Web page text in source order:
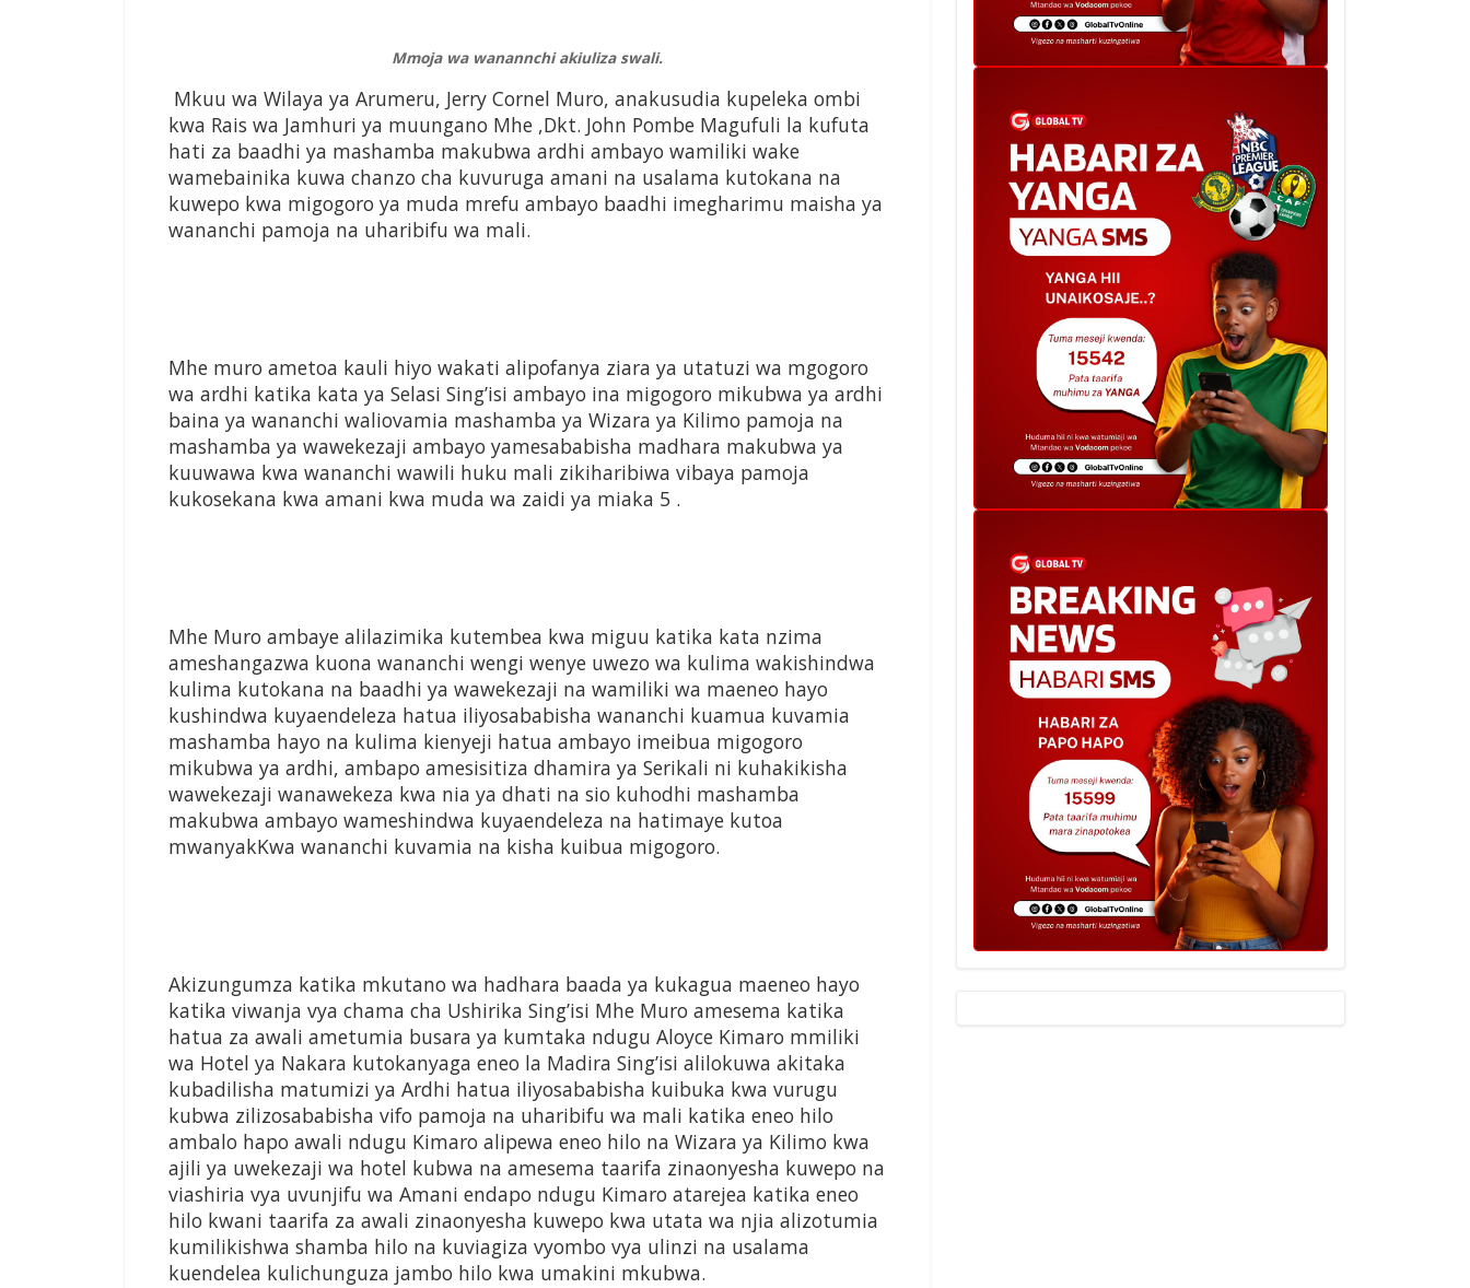
Mmoja wa wanannchi akiuliza swali.
Mkuu wa Wilaya ya Arumeru, Jerry Cornel Muro, anakusudia kupeleka ombi
kwa Rais wa Jamhuri ya muungano Mhe ,Dkt. John Pombe Magufuli la kufuta
hati za baadhi ya mashamba makubwa ardhi ambayo wamiliki wake
wamebainika kuwa chanzo cha kuvuruga amani na usalama kutokana na
kuwepo kwa migogoro ya muda mrefu ambayo baadhi imegharimu maisha ya
wananchi pamoja na uharibifu wa mali.
Mhe muro ametoa kauli hiyo wakati alipofanya ziara ya utatuzi wa mgogoro
wa ardhi katika kata ya Selasi Sing’isi ambayo ina migogoro mikubwa ya ardhi
baina ya wananchi waliovamia mashamba ya Wizara ya Kilimo pamoja na
mashamba ya wawekezaji ambayo yamesababisha madhara makubwa ya
kuuwawa kwa wananchi wawili huku mali zikiharibiwa vibaya pamoja
kukosekana kwa amani kwa muda wa zaidi ya miaka 5 .
Mhe Muro ambaye alilazimika kutembea kwa miguu katika kata nzima
ameshangazwa kuona wananchi wengi wenye uwezo wa kulima wakishindwa
kulima kutokana na baadhi ya wawekezaji na wamiliki wa maeneo hayo
kushindwa kuyaendeleza hatua iliyosababisha wananchi kuamua kuvamia
mashamba hayo na kulima kienyeji hatua ambayo imeibua migogoro
mikubwa ya ardhi, ambapo amesisitiza dhamira ya Serikali ni kuhakikisha
wawekezaji wanawekeza kwa nia ya dhati na sio kuhodhi mashamba
makubwa ambayo wameshindwa kuyaendeleza na hatimaye kutoa
mwanyakKwa wananchi kuvamia na kisha kuibua migogoro.
Akizungumza katika mkutano wa hadhara baada ya kukagua maeneo hayo
katika viwanja vya chama cha Ushirika Sing’isi Mhe Muro amesema katika
hatua za awali ametumia busara ya kumtaka ndugu Aloyce Kimaro mmiliki
wa Hotel ya Nakara kutokanyaga eneo la Madira Sing’isi alilokuwa akitaka
kubadilisha matumizi ya Ardhi hatua iliyosababisha kuibuka kwa vurugu
kubwa zilizosababisha vifo pamoja na uharibifu wa mali katika eneo hilo
ambalo hapo awali ndugu Kimaro alipewa eneo hilo na Wizara ya Kilimo kwa
ajili ya uwekezaji wa hotel kubwa na amesema taarifa zinaonyesha kuwepo na
viashiria vya uvunjifu wa Amani endapo ndugu Kimaro atarejea katika eneo
hilo kwani taarifa za awali zinaonyesha kuwepo kwa utata wa njia alizotumia
kumilikishwa shamba hilo na kuviagiza vyombo vya ulinzi na usalama
kuendelea kulichunguza jambo hilo kwa umakini mkubwa.